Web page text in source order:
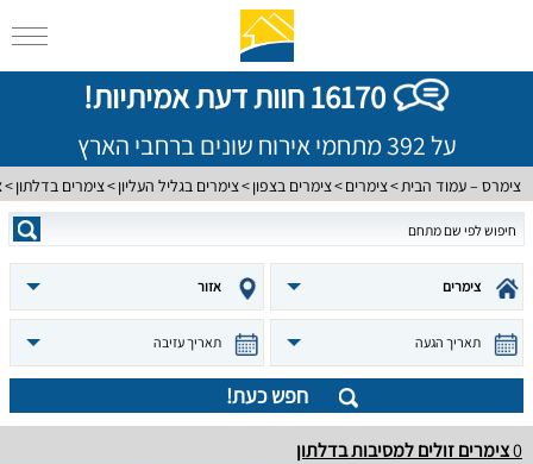
16170 חוות דעת אמיתיות!
על 392 מתחמי אירוח שונים ברחבי הארץ
צימרס – עמוד הבית צימרים צימרים בצפון צימרים בגליל העליון צימרים בדלתון
צימרים אזור
תאריך הגעה תאריך עזיבה
חפש כעת!
0צימרים זולים למסיבות בדלתון